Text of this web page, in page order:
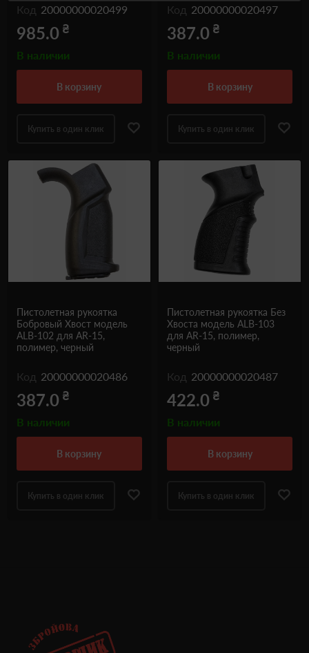
Код 20000000020499
985.0 ₴
В наличии
в корзину
Купить в один клик
Код 20000000020497
387.0 ₴
В наличии
в корзину
Купить в один клик
Пистолетная рукоятка
Бобровый Хвост модель
ALB-102 для AR-15,
полимер, черный
Код 20000000020486
387.0 ₴
В наличии
в корзину
Купить в один клик
Пистолетная рукоятка Без
Хвоста модель ALB-103
для AR-15, полимер,
черный
Код 20000000020487
422.0 ₴
В наличии
в корзину
Купить в один клик